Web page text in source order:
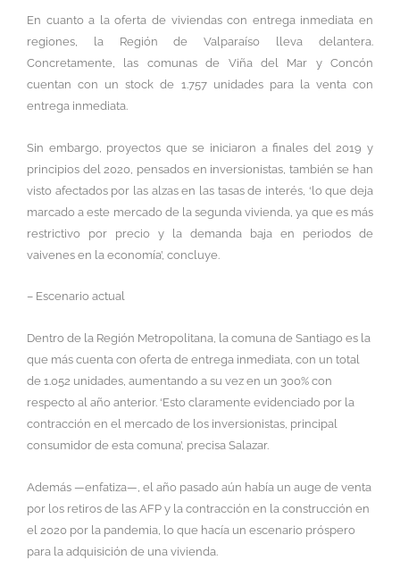
En cuanto a la oferta de viviendas con entrega inmediata en
regiones, la Región de Valparaíso lleva delantera.
Concretamente, las comunas de Viña del Mar y Concón
cuentan con un stock de 1.757 unidades para la venta con
entrega inmediata.
Sin embargo, proyectos que se iniciaron a finales del 2019 y
principios del 2020, pensados en inversionistas, también se han
visto afectados por las alzas en las tasas de interés, ‘lo que deja
marcado a este mercado de la segunda vivienda, ya que es más
restrictivo por precio y la demanda baja en periodos de
vaivenes en la economía’, concluye.
– Escenario actual
Dentro de la Región Metropolitana, la comuna de Santiago es la
que más cuenta con oferta de entrega inmediata, con un total
de 1.052 unidades, aumentando a su vez en un 300% con
respecto al año anterior. ‘Esto claramente evidenciado por la
contracción en el mercado de los inversionistas, principal
consumidor de esta comuna’, precisa Salazar.
Además —enfatiza—, el año pasado aún había un auge de venta
por los retiros de las AFP y la contracción en la construcción en
el 2020 por la pandemia, lo que hacía un escenario próspero
para la adquisición de una vivienda.